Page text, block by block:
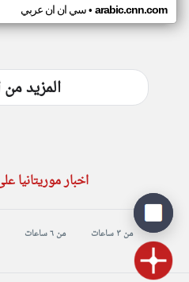
سي ان ان عربي• arabic.cnn.com
المزيد من
اخبار موريتانيا
من ٣ ساعات من ٦ ساعات